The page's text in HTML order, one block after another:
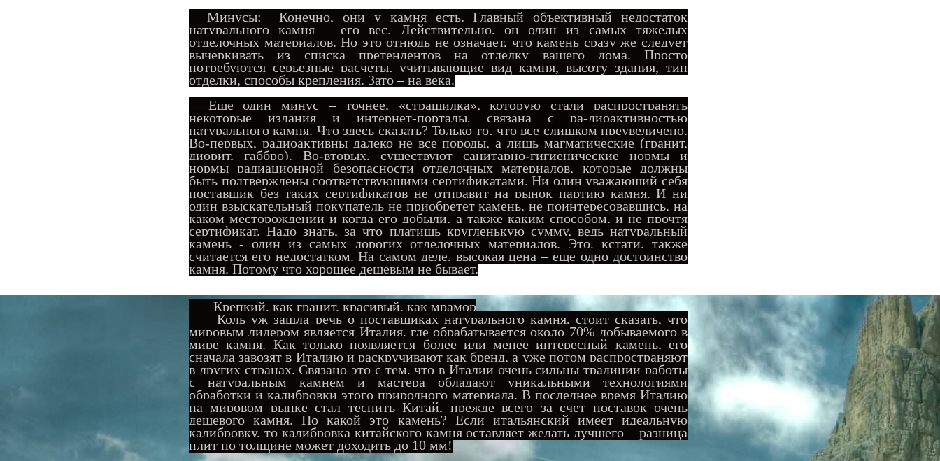
Минусы: Конечно, они у камня есть. Главный объективный недостаток
натурального камня – его вес. Действительно, он один из самых тяжелых
отделочных материалов. Но это отнюдь не означает, что камень сразу же следует
вычеркивать из списка претендентов на отделку вашего дома. Просто
потребуются серьезные расчеты, учитывающие вид камня, высоту здания, тип
отделки, способы крепления. Зато – на века.
Еще один минус – точнее, «страшилка», которую стали распространять
некоторые издания и интернет-порталы, связана с ра-диоактивностью
натурального камня. Что здесь сказать? Только то, что все слишком преувеличено.
Во-первых, радиоактивны далеко не все породы, а лишь магматические (гранит,
диорит, габбро). Во-вторых, существуют санитарно-гигиенические нормы и
нормы радиационной безопасности отделочных материалов, которые должны
быть подтверждены соответствующими сертификатами. Ни один уважающий себя
поставщик без таких сертификатов не отправит на рынок партию камня. И ни
один взыскательный покупатель не приобретет камень, не поинтересовавшись, на
каком месторождении и когда его добыли, а также каким способом, и не прочтя
сертификат. Надо знать, за что платишь кругленькую сумму, ведь натуральный
камень - один из самых дорогих отделочных материалов. Это, кстати, также
считается его недостатком. На самом деле, высокая цена – еще одно достоинство
камня. Потому что хорошее дешевым не бывает.
Крепкий, как гранит, красивый, как мрамор
Коль уж зашла речь о поставщиках натурального камня, стоит сказать, что
мировым лидером является Италия, где обрабатывается около 70% добываемого в
мире камня. Как только появляется более или менее интересный камень, его
сначала завозят в Италию и раскручивают как бренд, а уже потом распространяют
в других странах. Связано это с тем, что в Италии очень сильны традиции работы
с натуральным камнем и мастера обладают уникальными технологиями
обработки и калибровки этого природного материала. В последнее время Италию
на мировом рынке стал теснить Китай, прежде всего за счет поставок очень
дешевого камня. Но какой это камень? Если итальянский имеет идеальную
калибровку, то калибровка китайского камня оставляет желать лучшего – разница
плит по толщине может доходить до 10 мм!